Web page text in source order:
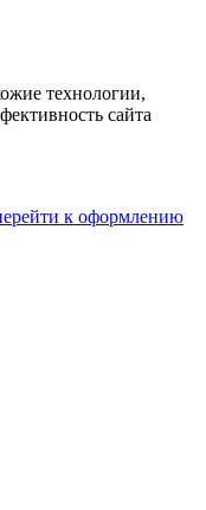
технологии,
сайта
к оформлению